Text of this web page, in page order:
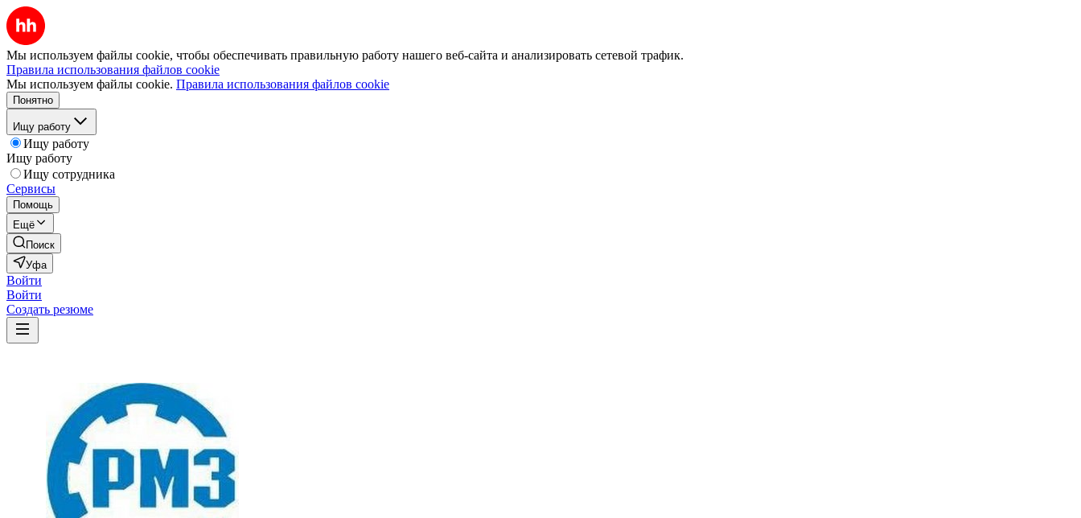
Мы используем файлы cookie, чтобы обеспечивать правильную работу нашего веб-сайта и анализировать сетевой трафик.
Правила использования файлов cookie
Мы используем файлы cookie. Правила использования файлов cookie
Понятно
Ищу работу
Ищу работу
Ищу работу
Ищу сотрудника
Сервисы
Помощь
Ещё
Поиск
Уфа
Войти
Войти
Создать резюме